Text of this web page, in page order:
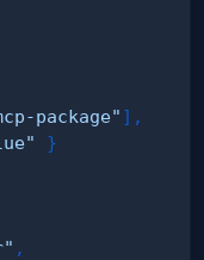
package" ] ,
}
,